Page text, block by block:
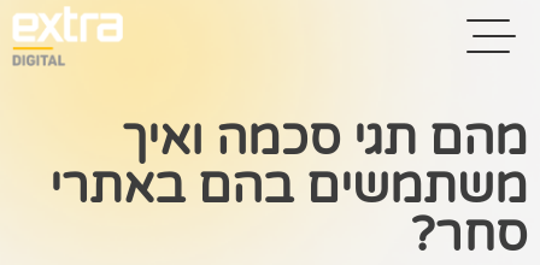
בית
בניית אתרים
מהם תגי סכמה ואיך
משתמשים בהם באתרי
סחר?